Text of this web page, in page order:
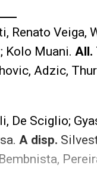
Renato Veiga,
Kolo Muani. All.
Adzic,
De Sciglio;
A disp.